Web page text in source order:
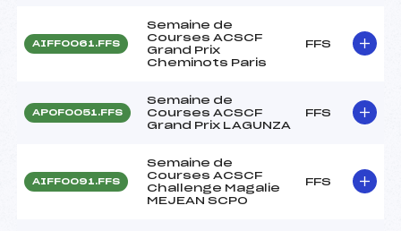
AIFF0061.FFS
Semaine de
Courses ACSCF
Grand Prix
Cheminots Paris
FFS
APOF0051.FFS
Semaine de
Courses ACSCF
Grand Prix LAGUNZA
FFS
AIFF0091.FFS
Semaine de
Courses ACSCF
Challenge Magalie
MEJEAN SCPO
FFS